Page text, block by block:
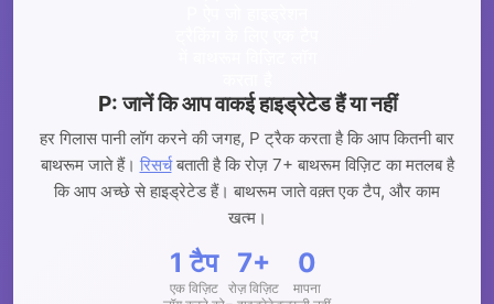
P: जानें कि आप वाकई हाइड्रेटेड हैं या नहीं
हर गिलास पानी लॉग करने की जगह, P ट्रैक करता है कि आप कितनी बार
बाथरूम जाते हैं। रिसर्चबताती है कि रोज़ 7+ बाथरूम विज़िट का मतलब है
कि आप अच्छे से हाइड्रेटेड हैं। बाथरूम जाते वक़्त एक टैप, और काम
खत्म।
1 टैप
एक विज़िट
7+
रोज़ विज़िट
0
मापना